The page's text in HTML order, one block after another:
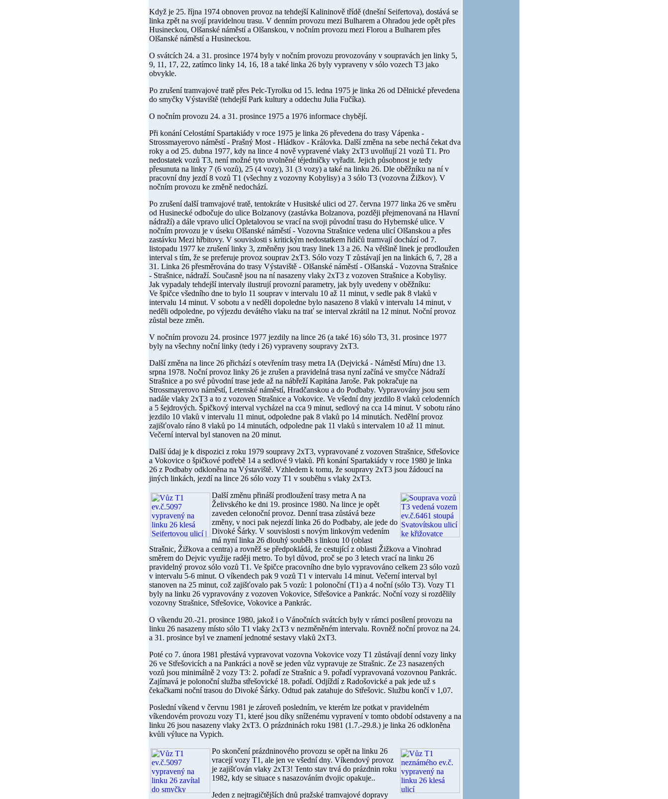
Když je 25. října 1974 obnoven provoz na tehdejší Kalininově třídě (dnešní Seifertova), dostává se
linka zpět na svojí pravidelnou trasu. V denním provozu mezi Bulharem a Ohradou jede opět přes
Husineckou, Olšanské náměstí a Olšanskou, v nočním provozu mezi Florou a Bulharem přes
Olšanské náměstí a Husineckou.
O svátcích 24. a 31. prosince 1974 byly v nočním provozu provozovány v soupravách jen linky 5,
9, 11, 17, 22, zatímco linky 14, 16, 18 a také linka 26 byly vypraveny v sólo vozech T3 jako
obvykle.
Po zrušení tramvajové tratě přes Pelc-Tyrolku od 15. ledna 1975 je linka 26 od Dělnické převedena
do smyčky Výstaviště (tehdejší Park kultury a oddechu Julia Fučíka).
O nočním provozu 24. a 31. prosince 1975 a 1976 informace chybějí.
Při konání Celostátní Spartakiády v roce 1975 je linka 26 převedena do trasy Vápenka -
Strossmayerovo náměstí - Prašný Most - Hládkov - Královka. Další změna na sebe nechá čekat dva
roky a od 25. dubna 1977, kdy na lince 4 nově vypravené vlaky 2xT3 uvolňují 21 vozů T1. Pro
nedostatek vozů T3, není možné tyto uvolněné téjedničky vyřadit. Jejich působnost je tedy
přesunuta na linky 7 (6 vozů), 25 (4 vozy), 31 (3 vozy) a také na linku 26. Dle oběžníku na ní v
pracovní dny jezdí 8 vozů T1 (všechny z vozovny Kobylisy) a 3 sólo T3 (vozovna Žižkov). V
nočním provozu ke změně nedochází.
Po zrušení další tramvajové tratě, tentokráte v Husitské ulici od 27. června 1977 linka 26 ve směru
od Husinecké odbočuje do ulice Bolzanovy (zastávka Bolzanova, později přejmenovaná na Hlavní
nádraží) a dále vpravo ulicí Opletalovou se vrací na svoji původní trasu do Hybernské ulice. V
nočním provozu je v úseku Olšanské náměstí - Vozovna Strašnice vedena ulicí Olšanskou a přes
zastávku Mezi hřbitovy. V souvislosti s kritickým nedostatkem řidičů tramvají dochází od 7.
listopadu 1977 ke zrušení linky 3, změněny jsou trasy linek 13 a 26. Na většině linek je prodloužen
interval s tím, že se preferuje provoz souprav 2xT3. Sólo vozy T zůstávají jen na linkách 6, 7, 28 a
31. Linka 26 přesměrována do trasy Výstaviště - Olšanské náměstí - Olšanská - Vozovna Strašnice
- Strašnice, nádraží. Současně jsou na ní nasazeny vlaky 2xT3 z vozoven Strašnice a Kobylisy.
Jak vypadaly tehdejší intervaly ilustrují provozní parametry, jak byly uvedeny v oběžníku:
Ve špičce všedního dne to bylo 11 souprav v intervalu 10 až 11 minut, v sedle pak 8 vlaků v
intervalu 14 minut. V sobotu a v neděli dopoledne bylo nasazeno 8 vlaků v intervalu 14 minut, v
neděli odpoledne, po výjezdu devátého vlaku na trať se interval zkrátil na 12 minut. Noční provoz
zůstal beze změn.
V nočním provozu 24. prosince 1977 jezdily na lince 26 (a také 16) sólo T3, 31. prosince 1977
byly na všechny noční linky (tedy i 26) vypraveny soupravy 2xT3.
Další změna na lince 26 přichází s otevřením trasy metra IA (Dejvická - Náměstí Míru) dne 13.
srpna 1978. Noční provoz linky 26 je zrušen a pravidelná trasa nyní začíná ve smyčce Nádraží
Strašnice a po své původní trase jede až na nábřeží Kapitána Jaroše. Pak pokračuje na
Strossmayerovo náměstí, Letenské náměstí, Hradčanskou a do Podbaby. Vypravovány jsou sem
nadále vlaky 2xT3 a to z vozoven Strašnice a Vokovice. Ve všední dny jezdilo 8 vlaků celodenních
a 5 šejdrových. Špičkový interval vycházel na cca 9 minut, sedlový na cca 14 minut. V sobotu ráno
jezdilo 10 vlaků v intervalu 11 minut, odpoledne pak 8 vlaků po 14 minutách. Nedělní provoz
zajišťovalo ráno 8 vlaků po 14 minutách, odpoledne pak 11 vlaků s intervalem 10 až 11 minut.
Večerní interval byl stanoven na 20 minut.
Další údaj je k dispozici z roku 1979 soupravy 2xT3, vypravované z vozoven Strašnice, Střešovice
a Vokovice o špičkové potřebě 14 a sedlové 9 vlaků. Při konání Spartakiády v roce 1980 je linka
26 z Podbaby odkloněna na Výstaviště. Vzhledem k tomu, že soupravy 2xT3 jsou žádoucí na
jiných linkách, jezdí na lince 26 sólo vozy T1 v souběhu s vlaky 2xT3.
Další změnu přináší prodloužení trasy metra A na
Želivského ke dni 19. prosince 1980. Na lince je opět
zaveden celonoční provoz. Denní trasa zůstává beze
změny, v noci pak nejezdí linka 26 do Podbaby, ale jede do
Divoké Šárky. V souvislosti s novým linkovým vedením
má nyní linka 26 dlouhý souběh s linkou 10 (oblast
Strašnic, Žižkova a centra) a rovněž se předpokládá, že cestující z oblasti Žižkova a Vinohrad
směrem do Dejvic využije raději metro. To byl důvod, proč se po 3 letech vrací na linku 26
pravidelný provoz sólo vozů T1. Ve špičce pracovního dne bylo vypravováno celkem 23 sólo vozů
v intervalu 5-6 minut. O víkendech pak 9 vozů T1 v intervalu 14 minut. Večerní interval byl
stanoven na 25 minut, což zajišťovalo pak 5 vozů: 1 polonoční (T1) a 4 noční (sólo T3). Vozy T1
byly na linku 26 vypravovány z vozoven Vokovice, Střešovice a Pankrác. Noční vozy si rozdělily
vozovny Strašnice, Střešovice, Vokovice a Pankrác.
O víkendu 20.-21. prosince 1980, jakož i o Vánočních svátcích byly v rámci posílení provozu na
linku 26 nasazeny místo sólo T1 vlaky 2xT3 v nezměněném intervalu. Rovněž noční provoz na 24.
a 31. prosince byl ve znamení jednotné sestavy vlaků 2xT3.
Poté co 7. února 1981 přestává vypravovat vozovna Vokovice vozy T1 zůstávají denní vozy linky
26 ve Střešovicích a na Pankráci a nově se jeden vůz vypravuje ze Strašnic. Ze 23 nasazených
vozů jsou minimálně 2 vozy T3: 2. pořadí ze Strašnic a 9. pořadí vypravovaná vozovnou Pankrác.
Zajímavá je polonoční služba střešovické 18. pořadí. Odjíždí z Radošovické a pak jede už s
čekačkami noční trasou do Divoké Šárky. Odtud pak zatahuje do Střešovic. Službu končí v 1,07.
Poslední víkend v červnu 1981 je zároveň posledním, ve kterém lze potkat v pravidelném
víkendovém provozu vozy T1, které jsou díky sníženému vypravení v tomto období odstaveny a na
linku 26 jsou nasazeny vlaky 2xT3. O prázdninách roku 1981 (1.7.-29.8.) je linka 26 odkloněna
kvůli výluce na Vypich.
Po skončení prázdninového provozu se opět na linku 26
vracejí vozy T1, ale jen ve všední dny. Víkendový provoz
je zajišťován vlaky 2xT3! Tento stav trvá do prázdnin roku
1982, kdy se situace s nasazováním dvojic opakuje..
Jeden z nejtragičtějších dnů pražské tramvajové dopravy